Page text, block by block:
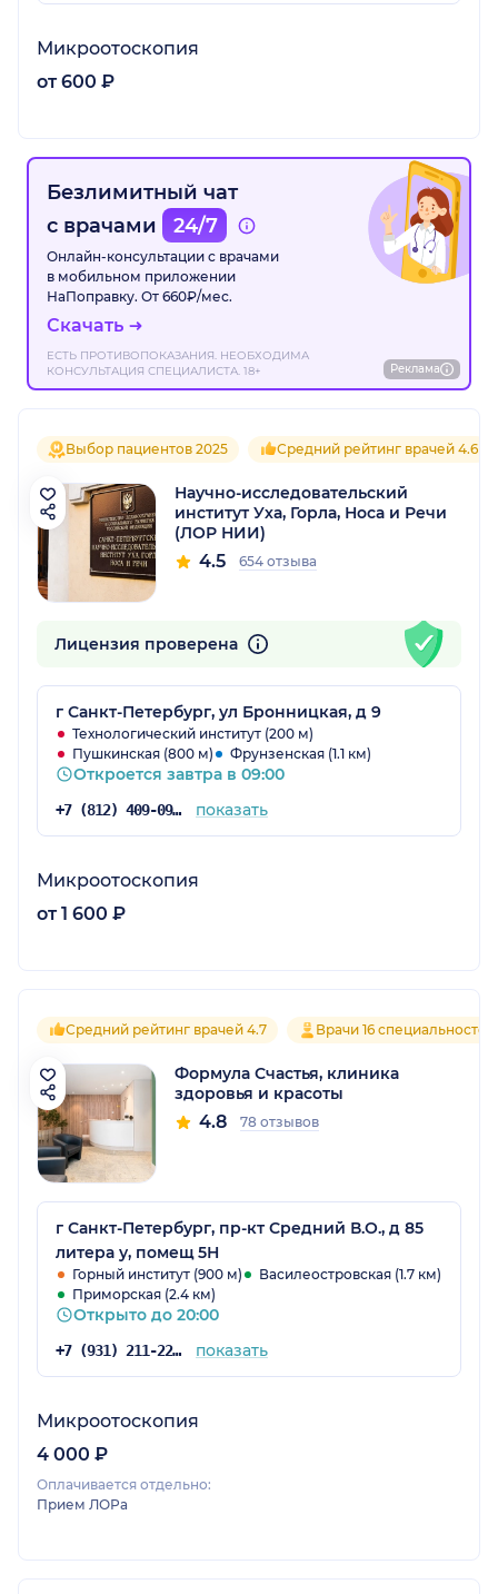
Микроотоскопия
от 600 ₽
Безлимитный чат
с врачами
24/7
Онлайн-консультации с врачами
в мобильном приложении
НаПоправку. От 660₽/мес.
Скачать
ЕСТЬ ПРОТИВОПОКАЗАНИЯ. НЕОБХОДИМА
КОНСУЛЬТАЦИЯ СПЕЦИАЛИСТА. 18+
Реклама
Выбор пациентов 2025 Средний рейтинг врачей 4.6
Научно-исследовательский
институт Уха, Горла, Носа и Речи
(ЛОР НИИ)
4.5 654 отзыва
Лицензия проверена
г Санкт-Петербург, ул Бронницкая, д 9
Технологический институт (200 м)
Пушкинская (800 м)
Фрунзенская (1.1 км)
Откроется завтра в 09:00
+7 (812) 409-09-09 показать
Микроотоскопия
от 1 600 ₽
Средний рейтинг врачей 4.7 Врачи 16 специальностей
Формула Счастья, клиника
здоровья и красоты
4.8 78 отзывов
г Санкт-Петербург, пр-кт Средний В.О., д 85
литера у, помещ 5Н
Горный институт (900 м)
Василеостровская (1.7 км)
Приморская (2.4 км)
Открыто до 20:00
+7 (931) 211-22-33 показать
Микроотоскопия
4 000 ₽
Оплачивается отдельно:
Прием ЛОРа